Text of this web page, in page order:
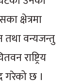
क्षेत्रमा
तथा वन्यजन्तु
राष्ट्रिय
गरेको छ ।